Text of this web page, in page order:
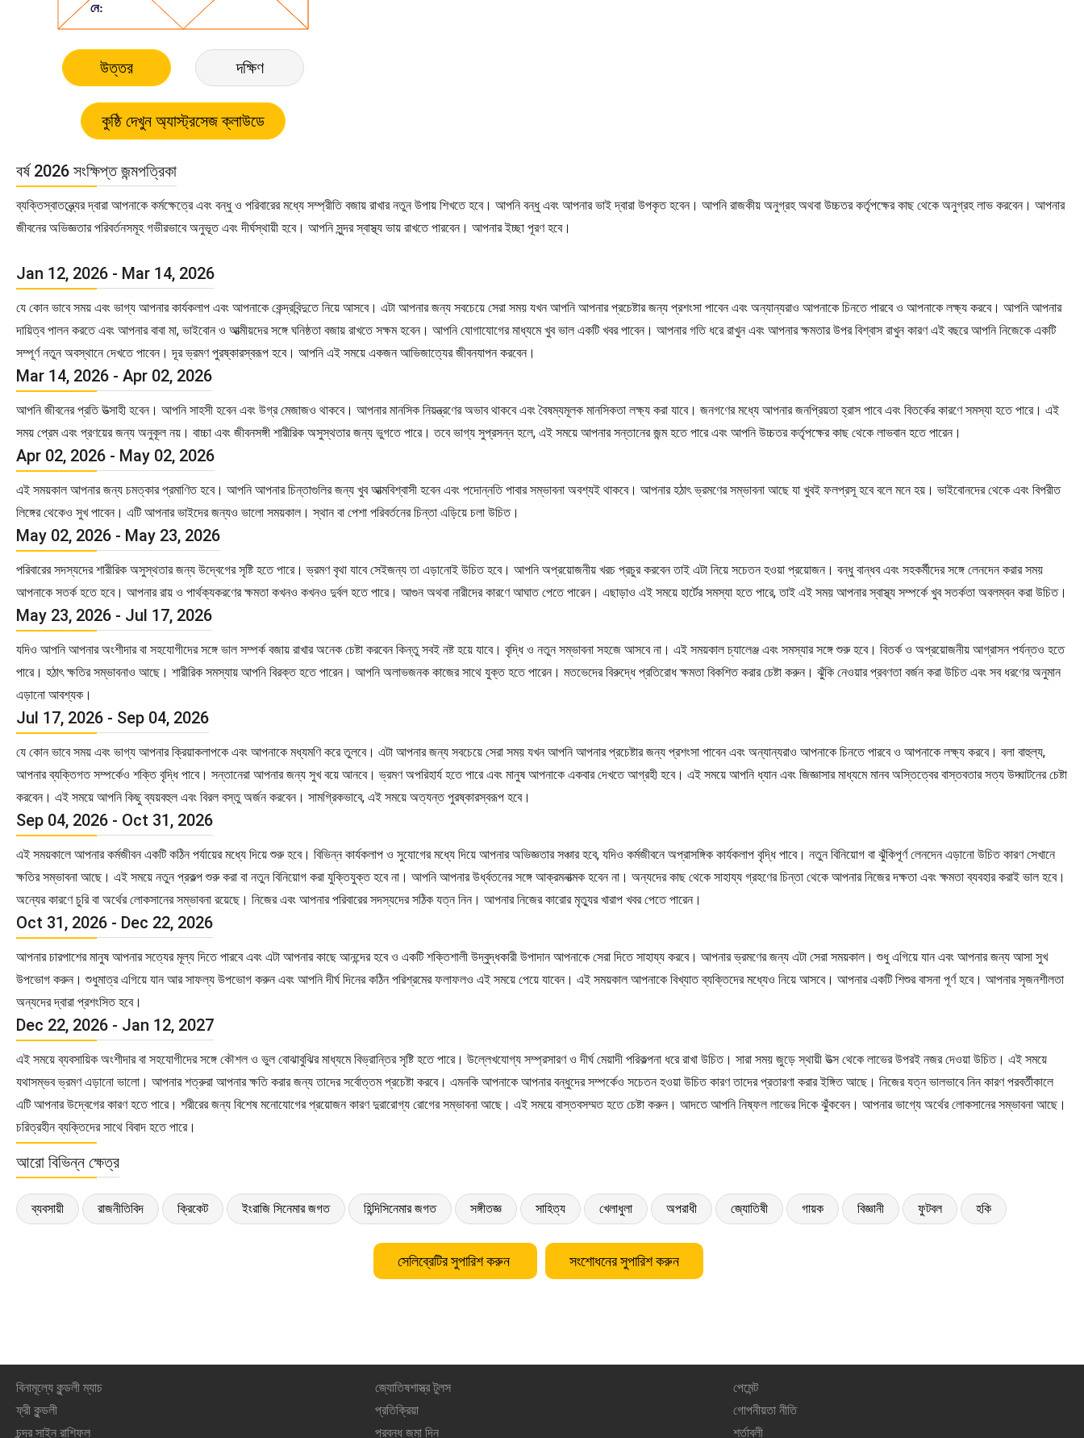
উত্তর দক্ষিণ
বর্ষ 2026 সংক্ষিপ্ত জন্মপত্রিকা
ব্যক্তিস্বাতন্ত্র্যের দ্বারা আপনাকে কর্মক্ষেত্রে এবং বন্ধু ও পরিবারের মধ্যে সম্প্রীতি বজায় রাখার নতুন উপায় শিখতে হবে। আপনি বন্ধু এবং আপনার ভাই দ্বারা উপকৃত হবেন। আপনি রাজকীয় অনুগ্রহ অথবা উচ্চতর কর্তৃপক্ষের কাছ থেকে অনুগ্রহ লাভ করবেন। আপনার
জীবনের অভিজ্ঞতার পরিবর্তনসমূহ গভীরভাবে অনুভূত এবং দীর্ঘস্থায়ী হবে। আপনি সুন্দর স্বাস্থ্য ভায় রাখতে পারবেন। আপনার ইচ্ছা পূরণ হবে।
Jan 12, 2026 - Mar 14, 2026
যে কোন ভাবে সময় এবং ভাগ্য আপনার কার্যকলাপ এবং আপনাকে কেন্দ্রবিন্দুতে নিয়ে আসবে। এটা আপনার জন্য সবচেয়ে সেরা সময় যখন আপনি আপনার প্রচেষ্টার জন্য প্রশংসা পাবেন এবং অন্যান্যরাও আপনাকে চিনতে পারবে ও আপনাকে লক্ষ্য করবে। আপনি আপনার
দায়িত্ব পালন করতে এবং আপনার বাবা মা, ভাইবোন ও আত্মীয়দের সঙ্গে ঘনিষ্ঠতা বজায় রাখতে সক্ষম হবেন। আপনি যোগাযোগের মাধ্যমে খুব ভাল একটি খবর পাবেন। আপনার গতি ধরে রাখুন এবং আপনার ক্ষমতার উপর বিশ্বাস রাখুন কারণ এই বছরে আপনি নিজেকে একটি
সম্পূর্ণ নতুন অবস্থানে দেখতে পাবেন। দূর ভ্রমণ পুরষ্কারস্বরূপ হবে। আপনি এই সময়ে একজন আভিজাত্যের জীবনযাপন করবেন।
Mar 14, 2026 - Apr 02, 2026
আপনি জীবনের প্রতি উত্সাহী হবেন। আপনি সাহসী হবেন এবং উগ্র মেজাজও থাকবে। আপনার মানসিক নিয়ন্ত্রণের অভাব থাকবে এবং বৈষম্যমূলক মানসিকতা লক্ষ্য করা যাবে। জনগণের মধ্যে আপনার জনপ্রিয়তা হ্রাস পাবে এবং বিতর্কের কারণে সমস্যা হতে পারে। এই
সময় প্রেম এবং প্রণয়ের জন্য অনুকূল নয়। বাচ্চা এবং জীবনসঙ্গী শারীরিক অসুস্থতার জন্য ভুগতে পারে। তবে ভাগ্য সুপ্রসন্ন হলে, এই সময়ে আপনার সন্তানের জন্ম হতে পারে এবং আপনি উচ্চতর কর্তৃপক্ষের কাছ থেকে লাভবান হতে পারেন।
Apr 02, 2026 - May 02, 2026
এই সময়কাল আপনার জন্য চমত্কার প্রমাণিত হবে। আপনি আপনার চিন্তাগুলির জন্য খুব আত্মবিশ্বাসী হবেন এবং পদোন্নতি পাবার সম্ভাবনা অবশ্যই থাকবে। আপনার হঠাৎ ভ্রমণের সম্ভাবনা আছে যা খুবই ফলপ্রসূ হবে বলে মনে হয়। ভাইবোনদের থেকে এবং বিপরীত
লিঙ্গের থেকেও সুখ পাবেন। এটি আপনার ভাইদের জন্যও ভালো সময়কাল। স্থান বা পেশা পরিবর্তনের চিন্তা এড়িয়ে চলা উচিত।
May 02, 2026 - May 23, 2026
পরিবারের সদস্যদের শারীরিক অসুস্থতার জন্য উদ্বেগের সৃষ্টি হতে পারে। ভ্রমণ বৃথা যাবে সেইজন্য তা এড়ানোই উচিত হবে। আপনি অপ্রয়োজনীয় খরচ প্রচুর করবেন তাই এটা নিয়ে সচেতন হওয়া প্রয়োজন। বন্ধু বান্ধব এবং সহকর্মীদের সঙ্গে লেনদেন করার সময়
আপনাকে সতর্ক হতে হবে। আপনার রায় ও পার্থক্যকরণের ক্ষমতা কখনও কখনও দুর্বল হতে পারে। আগুন অথবা নারীদের কারণে আঘাত পেতে পারেন। এছাড়াও এই সময়ে হার্টের সমস্যা হতে পারে, তাই এই সময় আপনার স্বাস্থ্য সম্পর্কে খুব সতর্কতা অবলম্বন করা উচিত।
May 23, 2026 - Jul 17, 2026
যদিও আপনি আপনার অংশীদার বা সহযোগীদের সঙ্গে ভাল সম্পর্ক বজায় রাখার অনেক চেষ্টা করবেন কিন্তু সবই নষ্ট হয়ে যাবে। বৃদ্ধি ও নতুন সম্ভাবনা সহজে আসবে না। এই সময়কাল চ্যালেঞ্জ এবং সমস্যার সঙ্গে শুরু হবে। বিতর্ক ও অপ্রয়োজনীয় আগ্রাসন পর্যন্তও হতে
পারে। হঠাৎ ক্ষতির সম্ভাবনাও আছে। শারীরিক সমস্যায় আপনি বিরক্ত হতে পারেন। আপনি অলাভজনক কাজের সাথে যুক্ত হতে পারেন। মতভেদের বিরুদ্ধে প্রতিরোধ ক্ষমতা বিকশিত করার চেষ্টা করুন। ঝুঁকি নেওয়ার প্রবণতা বর্জন করা উচিত এবং সব ধরণের অনুমান
এড়ানো আবশ্যক।
Jul 17, 2026 - Sep 04, 2026
যে কোন ভাবে সময় এবং ভাগ্য আপনার ক্রিয়াকলাপকে এবং আপনাকে মধ্যমণি করে তুলবে। এটা আপনার জন্য সবচেয়ে সেরা সময় যখন আপনি আপনার প্রচেষ্টার জন্য প্রশংসা পাবেন এবং অন্যান্যরাও আপনাকে চিনতে পারবে ও আপনাকে লক্ষ্য করবে। বলা বাহুল্য,
আপনার ব্যক্তিগত সম্পর্কেও শক্তি বৃদ্ধি পাবে। সন্তানেরা আপনার জন্য সুখ বয়ে আনবে। ভ্রমণ অপরিহার্য হতে পারে এবং মানুষ আপনাকে একবার দেখতে আগ্রহী হবে। এই সময়ে আপনি ধ্যান এবং জিজ্ঞাসার মাধ্যমে মানব অস্তিত্বের বাস্তবতার সত্য উদ্ঘাটনের চেষ্টা
করবেন। এই সময়ে আপনি কিছু ব্যয়বহুল এবং বিরল বস্তু অর্জন করবেন। সামগ্রিকভাবে, এই সময়ে অত্যন্ত পুরষ্কারস্বরূপ হবে।
Sep 04, 2026 - Oct 31, 2026
এই সময়কালে আপনার কর্মজীবন একটি কঠিন পর্যায়ের মধ্যে দিয়ে শুরু হবে। বিভিন্ন কার্যকলাপ ও সুযোগের মধ্যে দিয়ে আপনার অভিজ্ঞতার সঞ্চার হবে, যদিও কর্মজীবনে অপ্রাসঙ্গিক কার্যকলাপ বৃদ্ধি পাবে। নতুন বিনিয়োগ বা ঝুঁকিপূর্ণ লেনদেন এড়ানো উচিত কারণ সেখানে
ক্ষতির সম্ভাবনা আছে। এই সময়ে নতুন প্রকল্প শুরু করা বা নতুন বিনিয়োগ করা যুক্তিযুক্ত হবে না। আপনি আপনার উর্ধ্বতনের সঙ্গে আক্রমনাত্মক হবেন না। অন্যদের কাছ থেকে সাহায্য গ্রহণের চিন্তা থেকে আপনার নিজের দক্ষতা এবং ক্ষমতা ব্যবহার করাই ভাল হবে।
অন্যের কারণে চুরি বা অর্থের লোকসানের সম্ভাবনা রয়েছে। নিজের এবং আপনার পরিবারের সদস্যদের সঠিক যত্ন নিন। আপনার নিজের কারোর মৃত্যুর খারাপ খবর পেতে পারেন।
Oct 31, 2026 - Dec 22, 2026
আপনার চারপাশের মানুষ আপনার সত্যের মূল্য দিতে পারবে এবং এটা আপনার কাছে আনন্দের হবে ও একটি শক্তিশালী উদ্বুদ্ধকারী উপাদান আপনাকে সেরা দিতে সাহায্য করবে। আপনার ভ্রমণের জন্য এটা সেরা সময়কাল। শুধু এগিয়ে যান এবং আপনার জন্য আসা সুখ
উপভোগ করুন। শুধুমাত্র এগিয়ে যান আর সাফল্য উপভোগ করুন এবং আপনি দীর্ঘ দিনের কঠিন পরিশ্রমের ফলাফলও এই সময়ে পেয়ে যাবেন। এই সময়কাল আপনাকে বিখ্যাত ব্যক্তিদের মধ্যেও নিয়ে আসবে। আপনার একটি শিশুর বাসনা পূর্ণ হবে। আপনার সৃজনশীলতা
অন্যদের দ্বারা প্রশংসিত হবে।
Dec 22, 2026 - Jan 12, 2027
এই সময়ে ব্যবসায়িক অংশীদার বা সহযোগীদের সঙ্গে কৌশল ও ভুল বোঝাবুঝির মাধ্যমে বিভ্রান্তির সৃষ্টি হতে পারে। উল্লেখযোগ্য সম্প্রসারণ ও দীর্ঘ মেয়াদী পরিকল্পনা ধরে রাখা উচিত। সারা সময় জুড়ে স্থায়ী উত্স থেকে লাভের উপরই নজর দেওয়া উচিত। এই সময়ে
যথাসম্ভব ভ্রমণ এড়ানো ভালো। আপনার শত্রুরা আপনার ক্ষতি করার জন্য তাদের সর্বোত্তম প্রচেষ্টা করবে। এমনকি আপনাকে আপনার বন্ধুদের সম্পর্কেও সচেতন হওয়া উচিত কারণ তাদের প্রতারণা করার ইঙ্গিত আছে। নিজের যত্ন ভালভাবে নিন কারণ পরবর্তীকালে
এটি আপনার উদ্বেগের কারণ হতে পারে। শরীরের জন্য বিশেষ মনোযোগের প্রয়োজন কারণ দুরারোগ্য রোগের সম্ভাবনা আছে। এই সময়ে বাস্তবসম্মত হতে চেষ্টা করুন। আদতে আপনি নিষ্ফল লাভের দিকে ঝুঁকবেন। আপনার ভাগ্যে অর্থের লোকসানের সম্ভাবনা আছে।
চরিত্রহীন ব্যক্তিদের সাথে বিবাদ হতে পারে।
আরো বিভিন্ন ক্ষেত্র
ব্যবসায়ী রাজনীতিবিদ ক্রিকেট ইংরাজি সিনেমার জগত হিন্দিসিনেমার জগত সঙ্গীতজ্ঞ সাহিত্য খেলাধুলা অপরাধী জ্যোতিষী গায়ক বিজ্ঞানী ফুটবল হকি
সেলিব্রেটির সুপারিশ করুন সংশোধনের সুপারিশ করুন
বিনামূল্যে কুন্ডলী ম্যাচ
ফ্রী কুন্ডলী
চন্দ্র সাইন রাশিফল
জ্যোতিষশাস্ত্র টুলস
প্রতিক্রিয়া
প্রবন্ধ জমা দিন
পেমেন্ট
গোপনীয়তা নীতি
শর্তাবলী